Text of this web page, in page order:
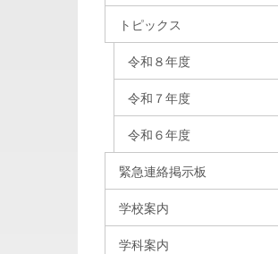
トピックス
令和８年度
令和７年度
令和６年度
緊急連絡掲示板
学校案内
学科案内